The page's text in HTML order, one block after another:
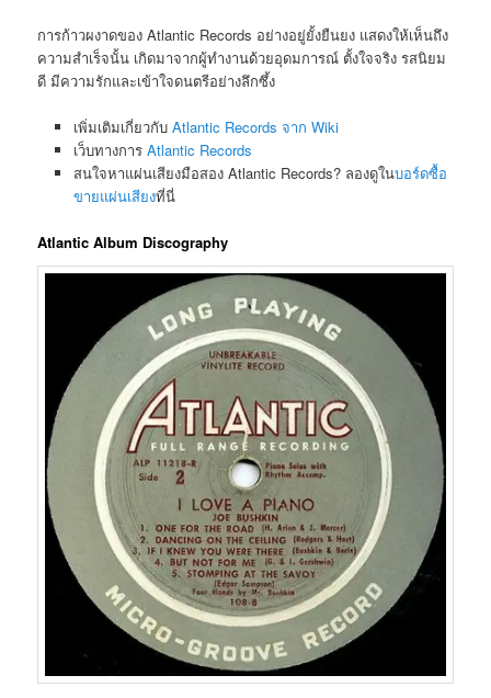
การก้าวผงาดของ Atlantic Records อย่างอยู่ยั้งยืนยง แสดงให้เห็นถึง
ความสำเร็จนั้น เกิดมาจากผู้ทำงานด้วยอุดมการณ์ ตั้งใจจริง รสนิยม
ดี มีความรักและเข้าใจดนตรีอย่างลึกซึ้ง
เพิ่มเติมเกี่ยวกับ Atlantic Records จาก Wiki
เว็บทางการ Atlantic Records
สนใจหาแผ่นเสียงมือสอง Atlantic Records? ลองดูในบอร์ดซื้อ
ขายแผ่นเสียงที่นี่
Atlantic Album Discography